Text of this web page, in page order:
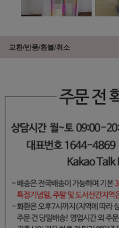
교환/반품/환불/취소